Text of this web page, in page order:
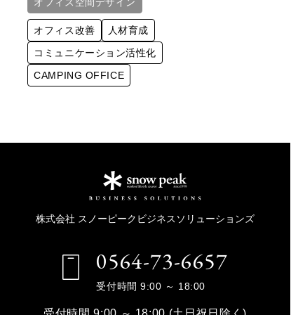
オフィス改善
人材育成
コミュニケーション活性化
CAMPING OFFICE
株式会社 スノーピークビジネスソリューションズ
0564-73-6657
受付時間 9:00 ～ 18:00